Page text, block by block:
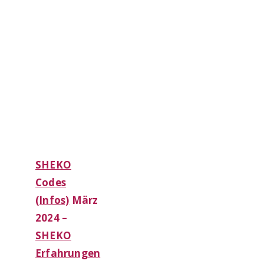
SHEKO
Codes
(Infos) März
2024–
SHEKO
Erfahrungen